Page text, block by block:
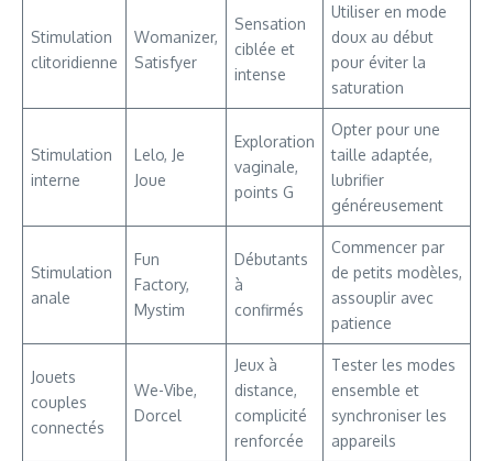
Stimulation
clitoridienne
Womanizer,
Satisfyer
Sensation
ciblée et
intense
Utiliser en mode
doux au début
pour éviter la
saturation
Stimulation
interne
Lelo, Je
Joue
Exploration
vaginale,
points G
Opter pour une
taille adaptée,
lubrifier
généreusement
Stimulation
anale
Fun
Factory,
Mystim
Débutants
à
confirmés
Commencer par
de petits modèles,
assouplir avec
patience
Jouets
couples
connectés
We-Vibe,
Dorcel
Jeux à
distance,
complicité
renforcée
Tester les modes
ensemble et
synchroniser les
appareils